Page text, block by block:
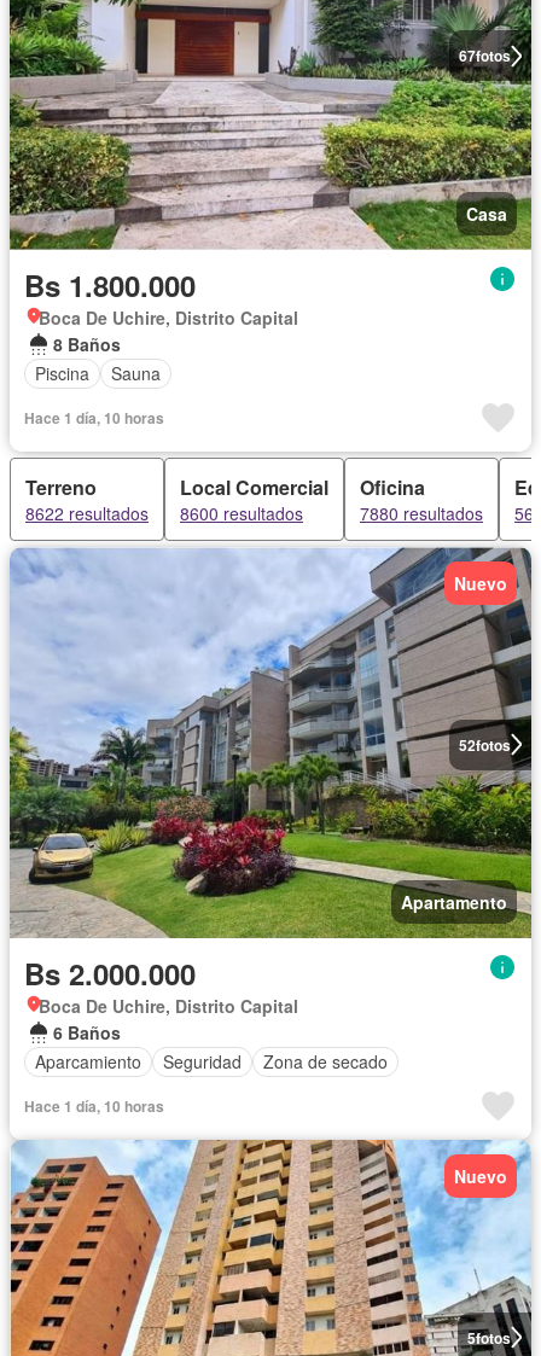
67fotos
Casa
Bs 1.800.000
Boca De Uchire, Distrito Capital
8 Baños
Piscina
Sauna
Hace 1 día, 10 horas
Terreno
8622 resultados
Local Comercial
8600 resultados
Oficina
7880 resultados
52fotos
Nuevo
Apartamento
Bs 2.000.000
Boca De Uchire, Distrito Capital
6 Baños
Aparcamiento
Seguridad Zona de secado
Hace 1 día, 10 horas
5fotos
Nuevo